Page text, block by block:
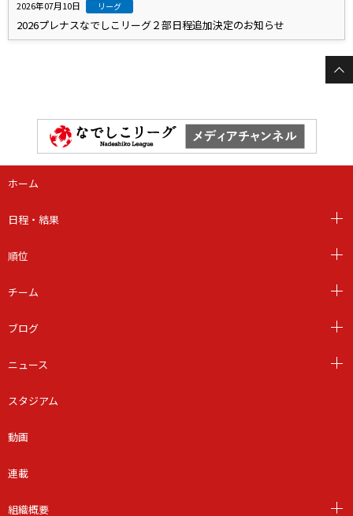
2026年07月10日 リーグ
2026プレナスなでしこリーグ２部日程追加決定のお知らせ
ホーム
日程・結果
順位
チーム
ブログ
ニュース
スタジアム
動画
連載
組織概要